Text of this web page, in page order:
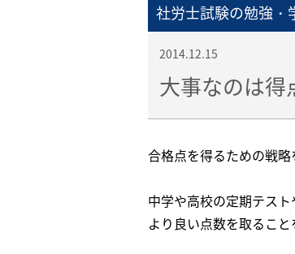
社労士試験の勉強・
2014.12.15
大事なのは得
合格点を得るための戦略
中学や高校の定期テスト
より良い点数を取ること